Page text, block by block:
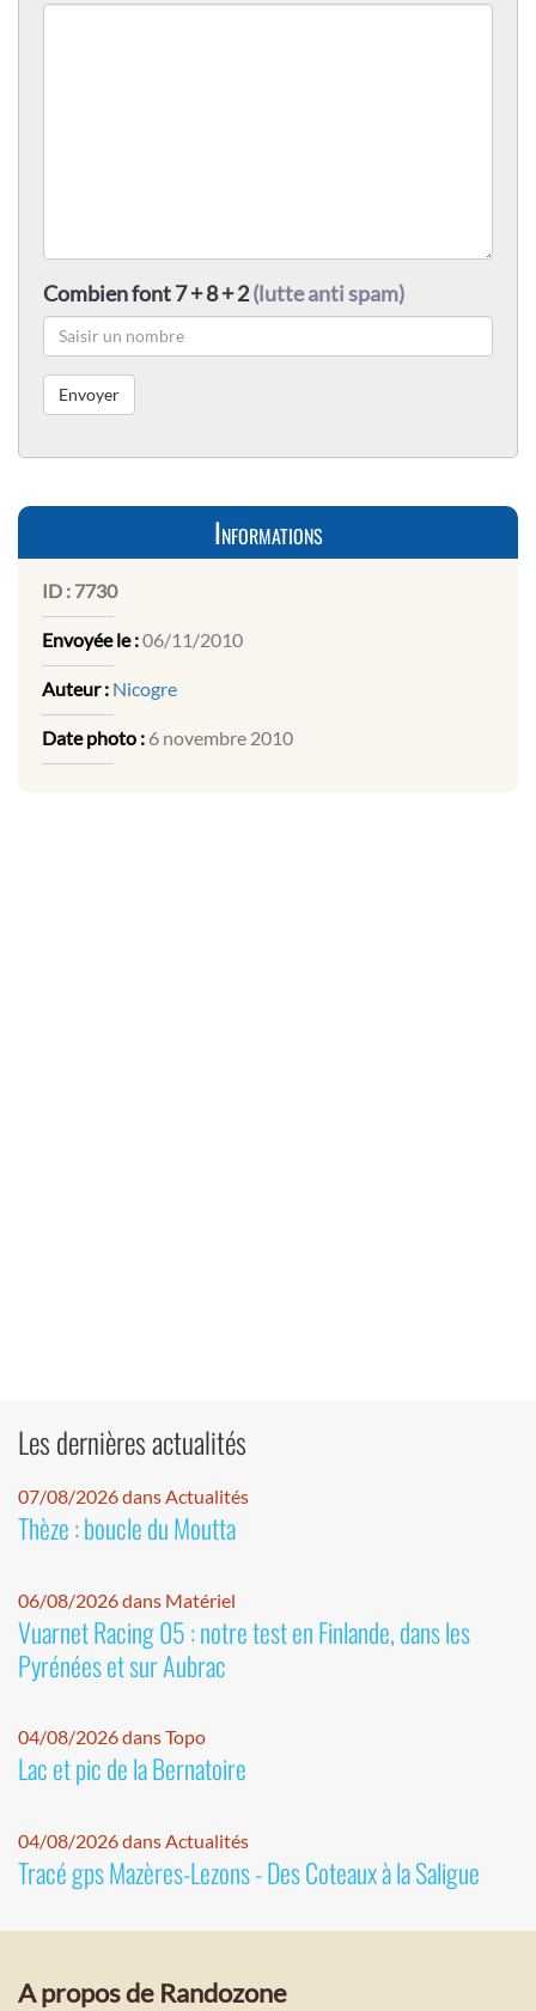
Combien font 7 + 8 + 2(lutte anti spam)
Informations
ID : 7730
Envoyée le :06/11/2010
Auteur : Nicogre
Date photo : 6 novembre 2010
Les dernières actualités
07/08/2026 dans Actualités
Thèze : boucle du Moutta
06/08/2026 dans Matériel
Vuarnet Racing 05 : notre test en Finlande, dans les
Pyrénées et sur Aubrac
04/08/2026 dans Topo
Lac et pic de la Bernatoire
04/08/2026 dans Actualités
Tracé gps Mazères-Lezons - Des Coteaux à la Saligue
A propos de Randozone